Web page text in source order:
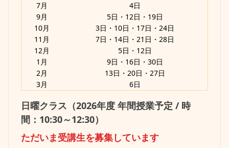
7月
4日
9月
5日・12日・19日
10月
3日・10日・17日・24日
11月
7日・14日・21日・28日
12月
5日・12日
1月
9日・16日・30日
2月
13日・20日・27日
3月
6日
日曜クラス（2026年度 年間授業予定 / 時
間：10:30～12:30）
ただいま受講生を募集しています